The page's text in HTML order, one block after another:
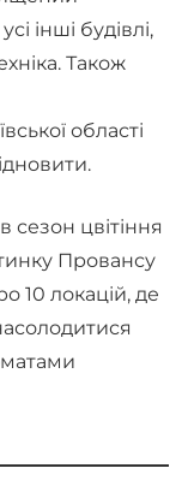
інші будівлі,
Також
області
сезон цвітіння
Провансу
10 локацій, де